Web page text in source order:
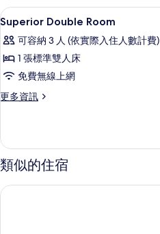
有
相
片
人
房
詳
情
顯
示
Superior
Double
Room
的
相
片
7
Superior Double Room
可容納 3 人 (依實際入住人數計費)
1 張標準雙人床
免費無線上網
更多資訊
更
Room
的
詳
類似的住宿
大成商務飯店